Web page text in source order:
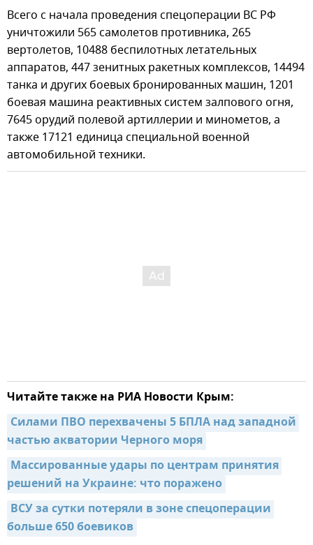
Всего с начала проведения спецоперации ВС РФ
уничтожили 565 самолетов противника, 265
вертолетов, 10488 беспилотных летательных
аппаратов, 447 зенитных ракетных комплексов, 14494
танка и других боевых бронированных машин, 1201
боевая машина реактивных систем залпового огня,
7645 орудий полевой артиллерии и минометов, а
также 17121 единица специальной военной
автомобильной техники.
Читайте также на РИА Новости Крым:
Силами ПВО перехвачены 5 БПЛА над западной
частью акватории Черного моря
Массированные удары по центрам принятия
решений на Украине: что поражено
ВСУ за сутки потеряли в зоне спецоперации
больше 650 боевиков